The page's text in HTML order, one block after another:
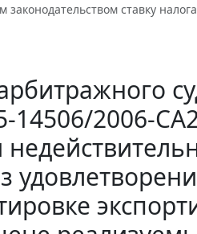
ставку
14506/2006-